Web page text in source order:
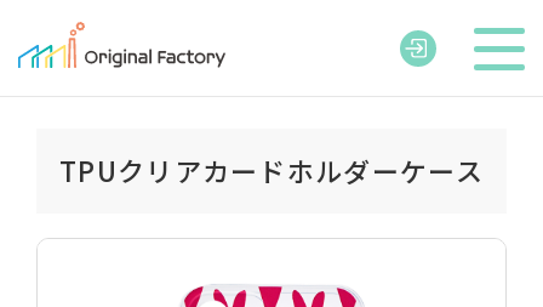
TPUクリアカードホルダーケース